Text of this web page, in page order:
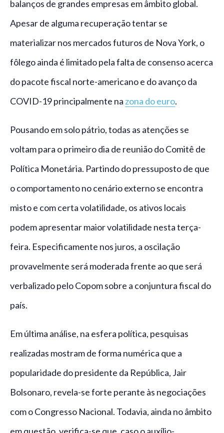
balanços de grandes empresas em âmbito global.
Apesar de alguma recuperação tentar se
materializar nos mercados futuros de Nova York, o
fôlego ainda é limitado pela falta de consenso acerca
do pacote fiscal norte-americano e do avanço da
COVID-19 principalmente na zona do euro.
Pousando em solo pátrio, todas as atenções se
voltam para o primeiro dia de reunião do Comitê de
Política Monetária. Partindo do pressuposto de que
o comportamento no cenário externo se encontra
misto e com certa volatilidade, os ativos locais
podem apresentar maior volatilidade nesta terça-
feira. Especificamente nos juros, a oscilação
provavelmente será moderada frente ao que será
verbalizado pelo Copom sobre a conjuntura fiscal do
país.
Em última análise, na esfera política, pesquisas
realizadas mostram de forma numérica que a
popularidade do presidente da República, Jair
Bolsonaro, revela-se forte perante às negociações
com o Congresso Nacional. Todavia, ainda no âmbito